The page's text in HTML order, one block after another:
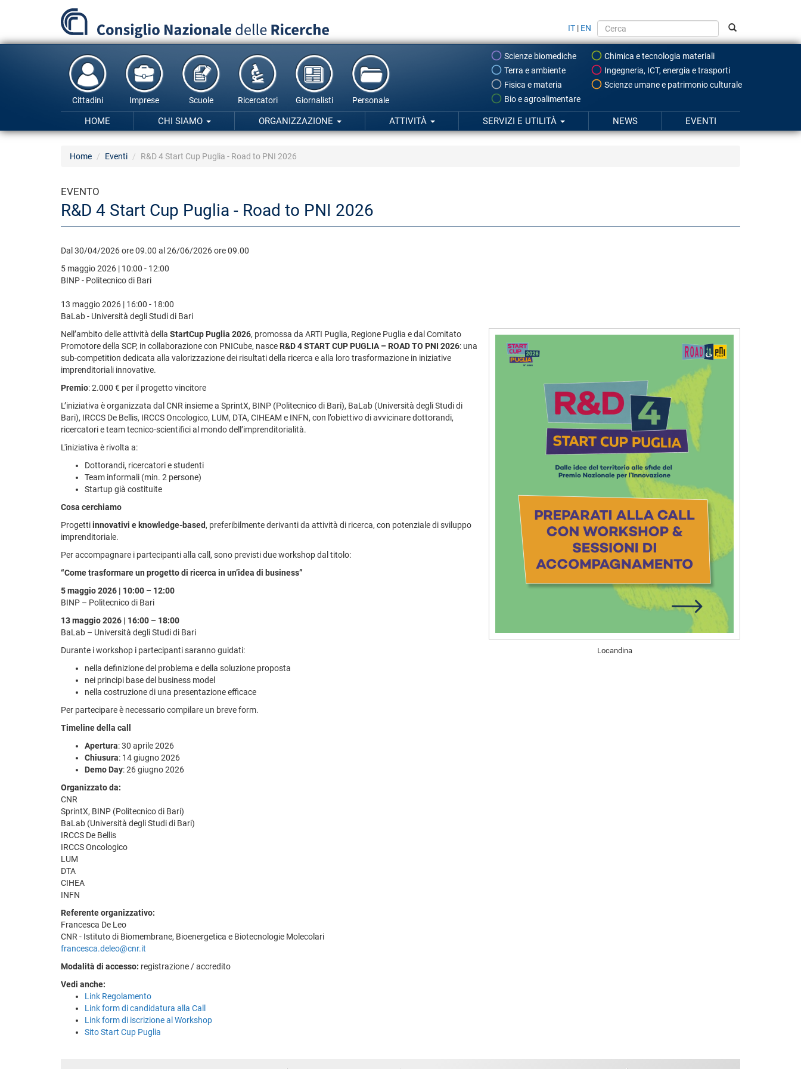
principale
IT | EN
Scienze biomediche
Chimica e tecnologia materiali
Terra e ambiente
Ingegneria, ICT, energia e trasporti
Fisica e materia
Scienze umane e patrimonio culturale
Bio e agroalimentare
Cittadini Imprese Scuole Ricercatori Giornalisti Personale
HOME CHI SIAMO ORGANIZZAZIONE ATTIVITÀ SERVIZI E UTILITÀ NEWS EVENTI
Home Eventi R&D 4 Start Cup Puglia - Road to PNI 2026
EVENTO
R&D 4 Start Cup Puglia - Road to PNI 2026
Dal 30/04/2026 ore 09.00 al 26/06/2026 ore 09.00
5 maggio 2026 | 10:00 - 12:00
BINP - Politecnico di Bari
13 maggio 2026 | 16:00 - 18:00
BaLab - Università degli Studi di Bari
Locandina
Nell’ambito delle attività della StartCup Puglia 2026, promossa da ARTI Puglia, Regione Puglia e dal Comitato
Promotore della SCP, in collaborazione con PNICube, nasce R&D 4 START CUP PUGLIA – ROAD TO PNI 2026: una
sub-competition dedicata alla valorizzazione dei risultati della ricerca e alla loro trasformazione in iniziative
imprenditoriali innovative.
Premio: 2.000 € per il progetto vincitore
L’iniziativa è organizzata dal CNR insieme a SprintX, BINP (Politecnico di Bari), BaLab (Università degli Studi di
Bari), IRCCS De Bellis, IRCCS Oncologico, LUM, DTA, CIHEAM e INFN, con l’obiettivo di avvicinare dottorandi,
ricercatori e team tecnico-scientifici al mondo dell’imprenditorialità.
L'iniziativa è rivolta a:
Dottorandi, ricercatori e studenti
Team informali (min. 2 persone)
Startup già costituite
Cosa cerchiamo
Progettiinnovativi e knowledge-based, preferibilmente derivanti da attività di ricerca, con potenziale di sviluppo
imprenditoriale.
Per accompagnare i partecipanti alla call, sono previsti due workshop dal titolo:
“Come trasformare un progetto di ricerca in un’idea di business”
5 maggio 2026 | 10:00 – 12:00
BINP – Politecnico di Bari
13 maggio 2026 | 16:00 – 18:00
BaLab – Università degli Studi di Bari
Durante i workshop i partecipanti saranno guidati:
nella definizione del problema e della soluzione proposta
nei principi base del business model
nella costruzione di una presentazione efficace
Per partecipare è necessario compilare un breve form.
Timeline della call
Apertura: 30 aprile 2026
Chiusura: 14 giugno 2026
Demo Day: 26 giugno 2026
Organizzato da:
CNR
SprintX, BINP (Politecnico di Bari)
BaLab (Università degli Studi di Bari)
IRCCS De Bellis
IRCCS Oncologico
LUM
DTA
CIHEA
INFN
Referente organizzativo:
Francesca De Leo
CNR - Istituto di Biomembrane, Bioenergetica e Biotecnologie Molecolari
francesca.deleo@cnr.it
Modalità di accesso: registrazione / accredito
Vedi anche:
Link Regolamento
Link form di candidatura alla Call
Link form di iscrizione al Workshop
Sito Start Cup Puglia